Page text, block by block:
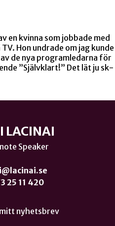
en kvinna som jobbade med
Hon undrade om jag kunde
de nya programledarna för
”Självklart!” Det lät ju sk-
LACINAI
Speaker
25 11 420
nyhetsbrev